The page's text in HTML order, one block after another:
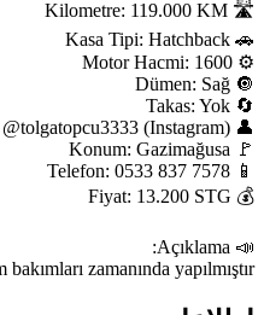
zamanında yapılmıştır.